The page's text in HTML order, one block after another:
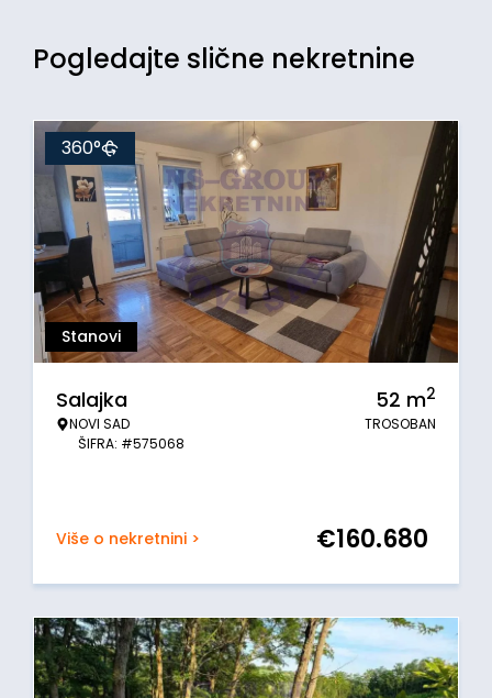
Pogledajte slične nekretnine
Stanovi
360°
Salajka
NOVI SAD
ŠIFRA: #575068
52 m2
TROSOBAN
Više o nekretnini > €160.680